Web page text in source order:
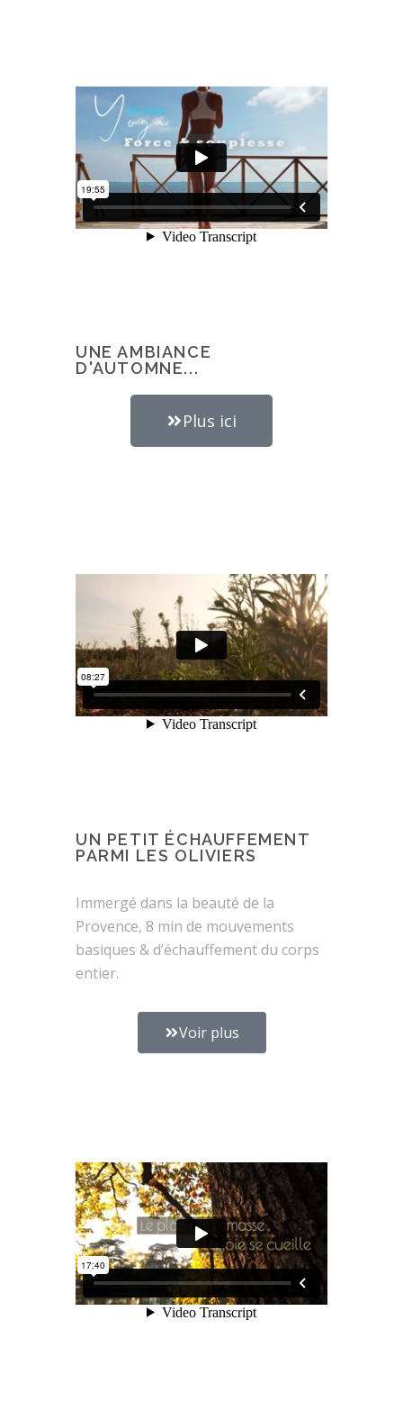
UNE AMBIANCE
D'AUTOMNE...
Plus ici
UN PETIT ÉCHAUFFEMENT
PARMI LES OLIVIERS
Immergé dans la beauté de la
Provence, 8 min de mouvements
basiques & d’échauffement du corps
entier.
Voir plus